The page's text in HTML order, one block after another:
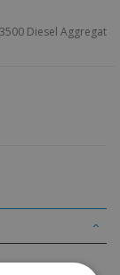
Diesel Aggregat